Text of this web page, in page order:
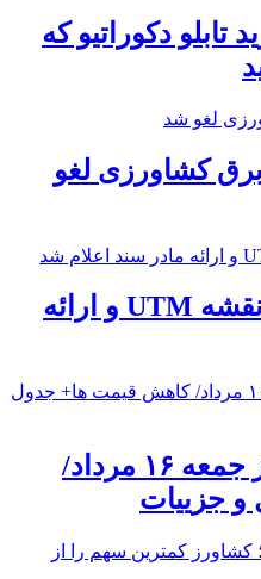
تابلو دکوراتیو که
کشاورزی لغو
جزئیات ثبت ادعا، تهیه نقشه UTM و ارائه
قیمت طلا و سکه امروز جمعه ۱۶ مرداد/
جزییات